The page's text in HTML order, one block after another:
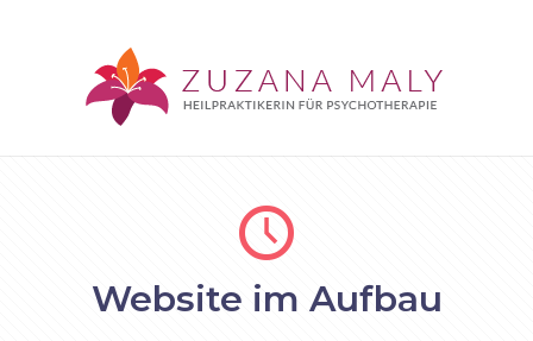
Website im Aufbau